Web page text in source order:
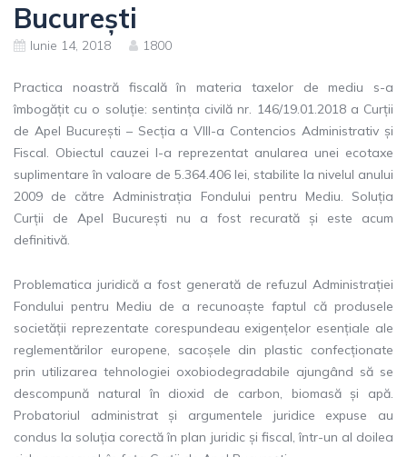
București
Iunie 14, 2018 1800
Practica noastră fiscală în materia taxelor de mediu s-a
îmbogățit cu o soluție: sentința civilă nr. 146/19.01.2018 a Curții
de Apel București – Secția a VIII-a Contencios Administrativ și
Fiscal. Obiectul cauzei l-a reprezentat anularea unei ecotaxe
suplimentare în valoare de 5.364.406 lei, stabilite la nivelul anului
2009 de către Administrația Fondului pentru Mediu. Soluția
Curții de Apel București nu a fost recurată și este acum
definitivă.
Problematica juridică a fost generată de refuzul Administrației
Fondului pentru Mediu de a recunoaște faptul că produsele
societății reprezentate corespundeau exigențelor esențiale ale
reglementărilor europene, sacoșele din plastic confecționate
prin utilizarea tehnologiei oxobiodegradabile ajungând să se
descompună natural în dioxid de carbon, biomasă și apă.
Probatoriul administrat și argumentele juridice expuse au
condus la soluția corectă în plan juridic și fiscal, într-un al doilea